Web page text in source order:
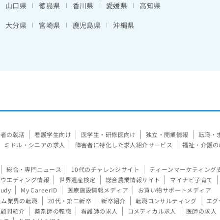
山口県 徳島県 香川県 愛媛県
高知県
大分県
宮崎県 鹿児島県 沖縄県
の就活 看護学生向け 医学生・研修医向け 独立・開業情報
転職・
ミドル・シニアの求人
障害者に特化した求人紹介サービス 福祉・介護
総合・専門ニュース 10代のチャレンジサイト
ティーンマーケティング
ウエディング情報
世界遺産検定 総合農業情報サイト
マイナビ子育て
My CareerID 医療施設情報メディア
お買い物サポートメディア
業界の転職
20代・第二新卒 新卒紹介 転職コンサルティング
エ
顧問紹介
薬剤師の転職 看護師の求人 コメディカル求人
医師の求人